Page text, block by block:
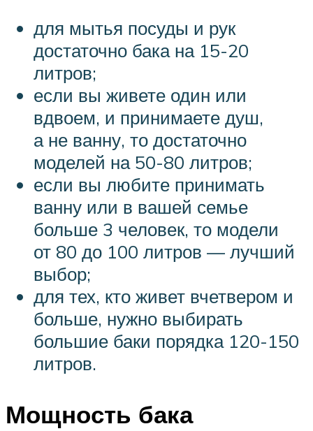
для мытья посуды и рук
достаточно бака на 15-20
литров;
если вы живете один или
вдвоем, и принимаете душ,
а не ванну, то достаточно
моделей на 50-80 литров;
если вы любите принимать
ванну или в вашей семье
больше 3 человек, то модели
от 80 до 100 литров — лучший
выбор;
для тех, кто живет вчетвером и
больше, нужно выбирать
большие баки порядка 120-150
литров.
Мощность бака